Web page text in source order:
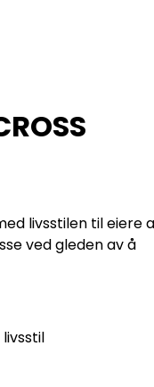
livsstilen til eiere
ved gleden av å